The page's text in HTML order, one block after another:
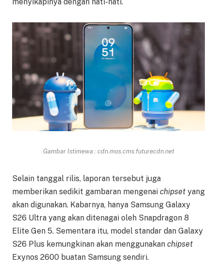
Gambar Istimewa : cdn.mos.cms.futurecdn.net
Selain tanggal rilis, laporan tersebut juga
memberikan sedikit gambaran mengenai chipset yang
akan digunakan. Kabarnya, hanya Samsung Galaxy
S26 Ultra yang akan ditenagai oleh Snapdragon 8
Elite Gen 5. Sementara itu, model standar dan Galaxy
S26 Plus kemungkinan akan menggunakan chipset
Exynos 2600 buatan Samsung sendiri.